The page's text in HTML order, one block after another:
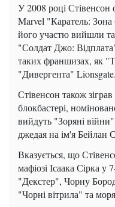
У 2008 році Стівенсон
Marvel "Каратель:
його участю вийшли
"Солдат Джо:
таких франшизах, як
"Дивергента" Lionsgate.
Стівенсон також
блокбастері,
вийдуть "Зоряні
джедая на ім'я Бейлан
Вказується, що
мафіозі Ісаака Сірка у
"Декстер", Чорну
"Чорні вітрила" та